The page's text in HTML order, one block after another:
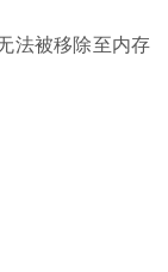
法被移除至内存